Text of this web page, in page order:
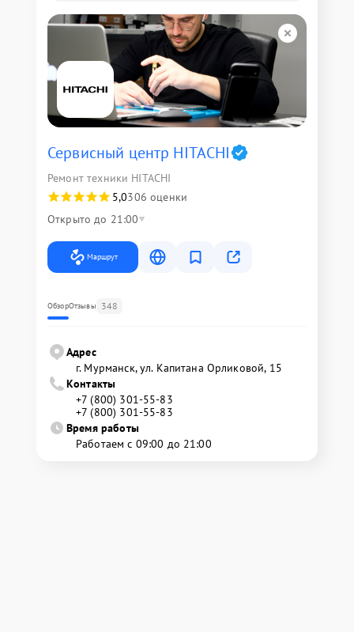
Сервисный центр HITACHI
Ремонт техники HITACHI
5,0306 оценки
Открыто до 21:00
Маршрут
ОбзорОтзывы 348
Адрес
г. Мурманск, ул. Капитана Орликовой, 15
Контакты
+7 (800) 301-55-83
+7 (800) 301-55-83
Время работы
Работаем с 09:00 до 21:00